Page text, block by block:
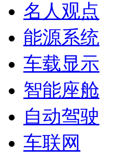
名人观点
能源系统
车载显示
智能座舱
自动驾驶
车联网